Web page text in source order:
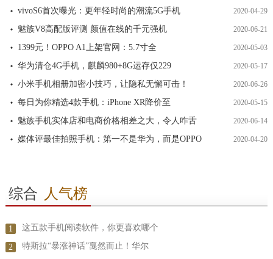
vivoS6首次曝光：更年轻时尚的潮流5G手机 2020-04-29
魅族V8高配版评测 颜值在线的千元强机 2020-06-21
1399元！OPPO A1上架官网：5.7寸全 2020-05-03
华为清仓4G手机，麒麟980+8G运存仅229 2020-05-17
小米手机相册加密小技巧，让隐私无懈可击！ 2020-06-26
每日为你精选4款手机：iPhone XR降价至 2020-05-15
魅族手机实体店和电商价格相差之大，令人咋舌 2020-06-14
媒体评最佳拍照手机：第一不是华为，而是OPPO 2020-04-20
综合 人气榜
1 这五款手机阅读软件，你更喜欢哪个
2 特斯拉“暴涨神话”戛然而止！华尔